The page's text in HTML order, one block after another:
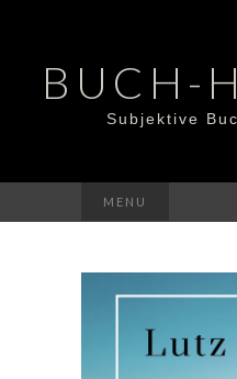
BUCH-
Subjektive
MENU